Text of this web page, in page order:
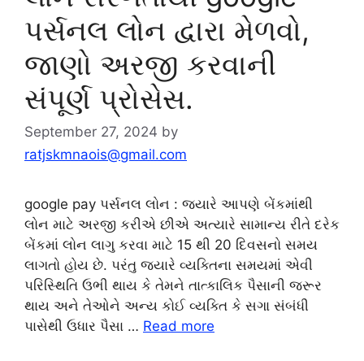
પર્સનલ લોન દ્વારા મેળવો,
જાણો અરજી કરવાની
સંપૂર્ણ પ્રોસેસ.
September 27, 2024 by
ratjskmnaois@gmail.com
google pay પર્સનલ લોન : જ્યારે આપણે બેંકમાંથી
લોન માટે અરજી કરીએ છીએ અત્યારે સામાન્ય રીતે દરેક
બેંકમાં લોન લાગુ કરવા માટે 15 થી 20 દિવસનો સમય
લાગતો હોય છે. પરંતુ જ્યારે વ્યક્તિના સમયમાં એવી
પરિસ્થિતિ ઉભી થાય કે તેમને તાત્કાલિક પૈસાની જરૂર
થાય અને તેઓને અન્ય કોઈ વ્યક્તિ કે સગા સંબંધી
પાસેથી ઉધાર પૈસા … Read more